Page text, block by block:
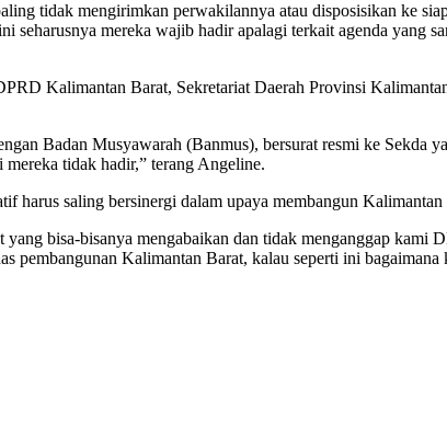
tidak mengirimkan perwakilannya atau disposisikan ke
mereka wajib hadir apalagi terkait agenda yang
Kalimantan Barat, Sekretariat Daerah Provinsi
Badan Musyawarah (Banmus), bersurat resmi ke
tidak hadir,” terang Angeline.
harus saling bersinergi dalam upaya membangun
yang bisa-bisanya mengabaikan dan tidak menganggap
pembangunan Kalimantan Barat, kalau seperti ini